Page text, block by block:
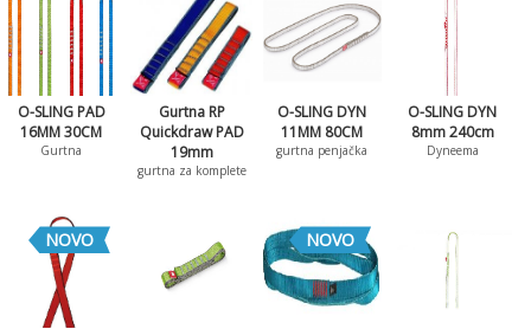
O-SLING PAD
16MM 30CM
Gurtna
Gurtna RP
Quickdraw PAD
19mm
gurtna za komplete
O-SLING DYN
11MM 80CM
gurtna penjačka
O-SLING DYN
8mm 240cm
Dyneema
NOVO NOVO